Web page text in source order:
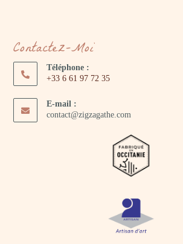
Contactez-Moi
Téléphone :
+33 6 61 97 72 35
E-mail :
contact@zigzagathe.com